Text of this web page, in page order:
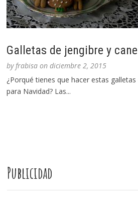
Galletas de jengibre y
byfrabisa ondiciembre 2, 2015
¿Porqué tienes que hacer estas
para Navidad? Las...
Publicidad